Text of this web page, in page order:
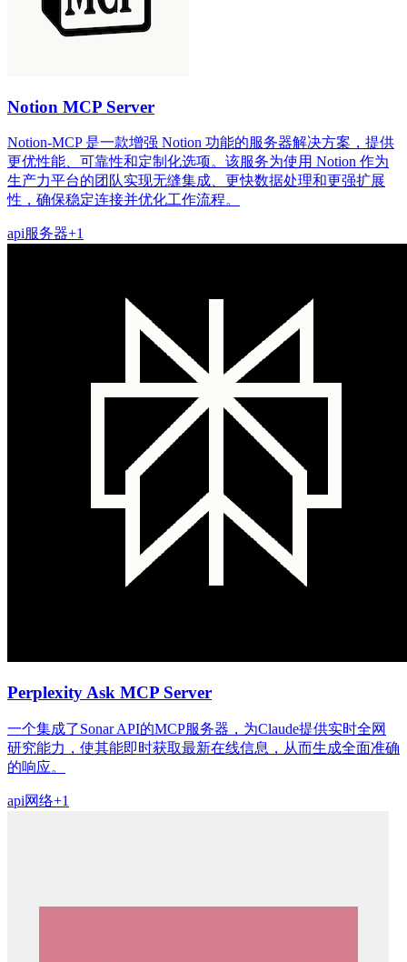
Notion MCP Server
Notion-MCP 是一款增强 Notion 功能的服务器解决方案，提供
更优性能、可靠性和定制化选项。该服务为使用 Notion 作为
生产力平台的团队实现无缝集成、更快数据处理和更强扩展
性，确保稳定连接并优化工作流程。
api服务器+1
Perplexity Ask MCP Server
一个集成了Sonar API的MCP服务器，为Claude提供实时全网
研究能力，使其能即时获取最新在线信息，从而生成全面准确
的响应。
api网络+1